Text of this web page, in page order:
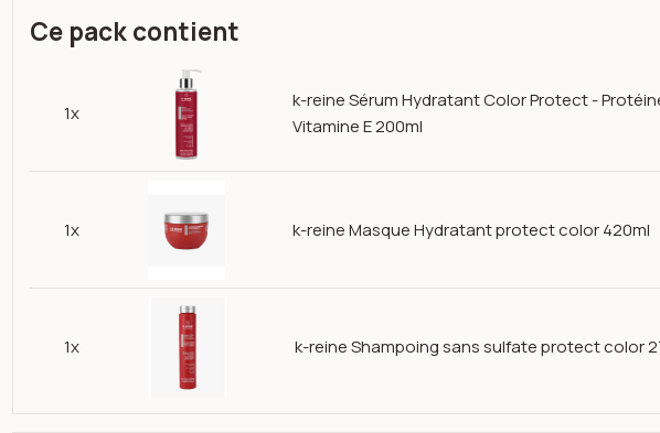
image gallery for K-reine Pack capillaire Hydratant protect color
Ce pack contient
1x
k-reine Sérum Hydratant Color Protect -
Vitamine E 200ml
1x k-reine Masque Hydratant protect color 420ml
1x k-reine Shampoing sans sulfate protect color